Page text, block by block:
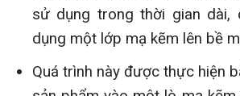
sử dụng trong thời gian dài,
dụng một lớp mạ kẽm lên bề
Quá trình này được thực hiện